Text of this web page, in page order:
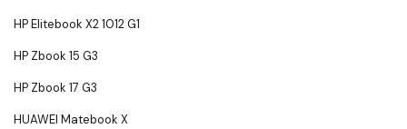
HP Elitebook X2 1012 G1
HP Zbook 15 G3
HP Zbook 17 G3
HUAWEI Matebook X